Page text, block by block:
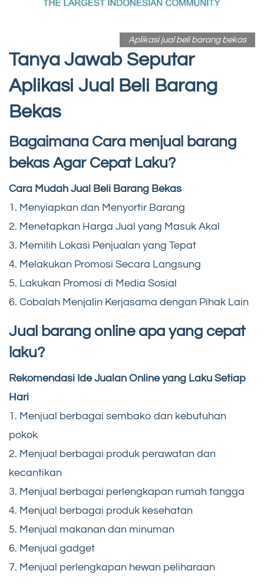
Aplikasi jual beli barang bekas
Tanya Jawab Seputar
Aplikasi Jual Beli Barang
Bekas
Bagaimana Cara menjual barang
bekas Agar Cepat Laku?
Cara Mudah Jual Beli Barang Bekas
1. Menyiapkan dan Menyortir Barang
2. Menetapkan Harga Jual yang Masuk Akal
3. Memilih Lokasi Penjualan yang Tepat
4. Melakukan Promosi Secara Langsung
5. Lakukan Promosi di Media Sosial
6. Cobalah Menjalin Kerjasama dengan Pihak Lain
Jual barang online apa yang cepat
laku?
Rekomendasi Ide Jualan Online yang Laku Setiap
Hari
1. Menjual berbagai sembako dan kebutuhan
pokok
2. Menjual berbagai produk perawatan dan
kecantikan
3. Menjual berbagai perlengkapan rumah tangga
4. Menjual berbagai produk kesehatan
5. Menjual makanan dan minuman
6. Menjual gadget
7. Menjual perlengkapan hewan peliharaan